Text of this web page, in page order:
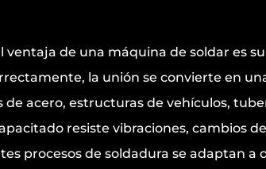
ventaja de una máquina de soldar es
la unión se convierte en
de acero, estructuras de vehículos,
resiste vibraciones, cambios
procesos de soldadura se adaptan